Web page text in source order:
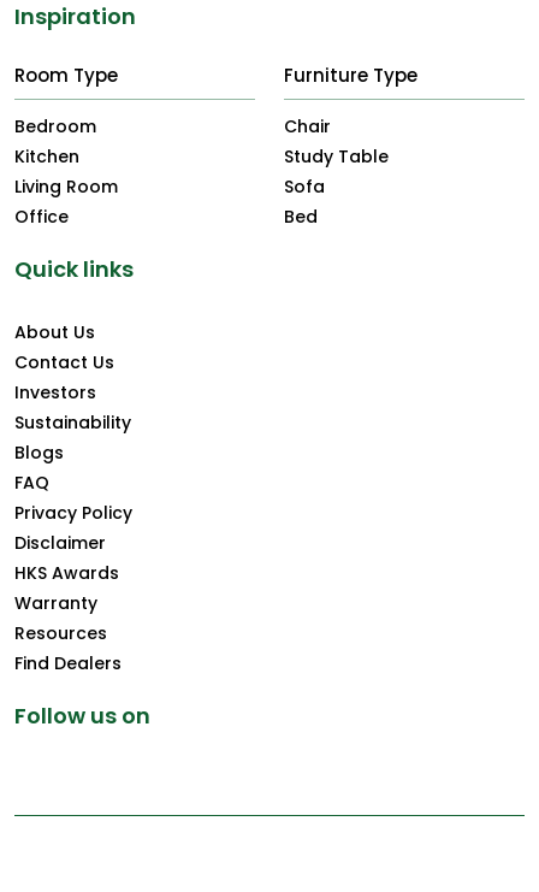
Inspiration
Room Type
Bedroom
Kitchen
Living Room
Office
Furniture Type
Chair
Study Table
Sofa
Bed
Quick links
About Us
Contact Us
Investors
Sustainability
Blogs
FAQ
Privacy Policy
Disclaimer
HKS Awards
Warranty
Resources
Find Dealers
Follow us on